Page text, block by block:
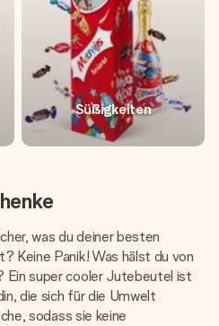
Süßigkeiten
was du deiner besten
Keine Panik! Was hälst du von
Ein super cooler Jutebeutel ist
die sich für die Umwelt
sodass sie keine